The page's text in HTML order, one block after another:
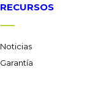
RECURSOS
Noticias
Garantía